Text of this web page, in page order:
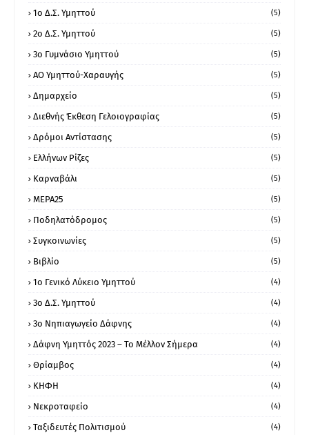
1ο Δ.Σ. Υμηττού (5)
2ο Δ.Σ. Υμηττού (5)
3ο Γυμνάσιο Υμηττού (5)
ΑΟ Υμηττού-Χαραυγής (5)
Δημαρχείο (5)
Διεθνής Έκθεση Γελοιογραφίας (5)
Δρόμοι Αντίστασης (5)
Ελλήνων Ρίζες (5)
Καρναβάλι (5)
ΜΕΡΑ25 (5)
Ποδηλατόδρομος (5)
Συγκοινωνίες (5)
Βιβλίο (5)
1ο Γενικό Λύκειο Υμηττού (4)
3ο Δ.Σ. Υμηττού (4)
3ο Νηπιαγωγείο Δάφνης (4)
Δάφνη Υμηττός 2023 – Το Μέλλον Σήμερα (4)
Θρίαμβος (4)
ΚΗΦΗ (4)
Νεκροταφείο (4)
Ταξιδευτές Πολιτισμού (4)